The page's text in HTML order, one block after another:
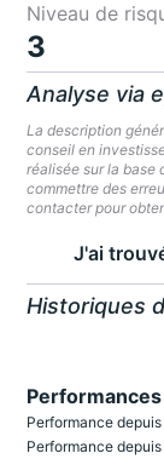
Niveau de
3
Analyse via
La description
conseil en
réalisée sur la base
commettre des
contacter pour
J'ai
Historiques
Performances
Performance
Performance